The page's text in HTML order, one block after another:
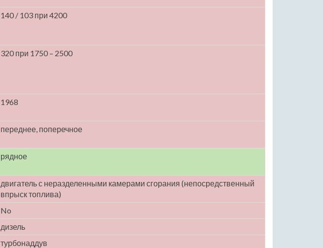
140 / 103 при 4200
320 при 1750 – 2500
1968
переднее, поперечное
рядное
двигатель с неразделенными камерами сгорания (непосредственный
впрыск топлива)
No
дизель
турбонаддув